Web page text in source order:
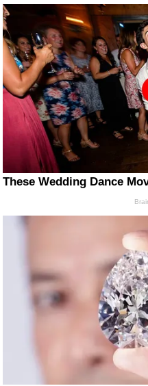
These Wedding Dance